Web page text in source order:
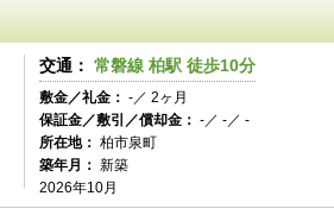
交通： 常磐線 柏駅 徒歩10分
敷金／礼金： -／ 2ヶ月
保証金／敷引／償却金： -／ -／ -
所在地： 柏市泉町
築年月： 新築
2026年10月